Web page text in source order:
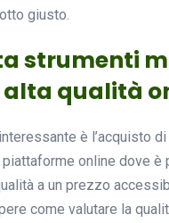
giusto.
strumenti
qualità
è l’acquisto
piattaforme online dove è
a un prezzo
come valutare la